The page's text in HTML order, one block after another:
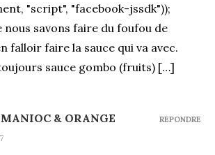
"script", "facebook-jssdk"));
savons faire du foufou de
falloir faire la sauce qui va avec.
sauce gombo (fruits) […]
& ORANGE REPONDRE